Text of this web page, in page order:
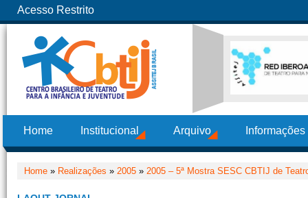
Acesso Restrito
Home Institucional Arquivo
Home » Realizações » 2005 » 2005 – 5ª Mostra SESC CBTIJ de